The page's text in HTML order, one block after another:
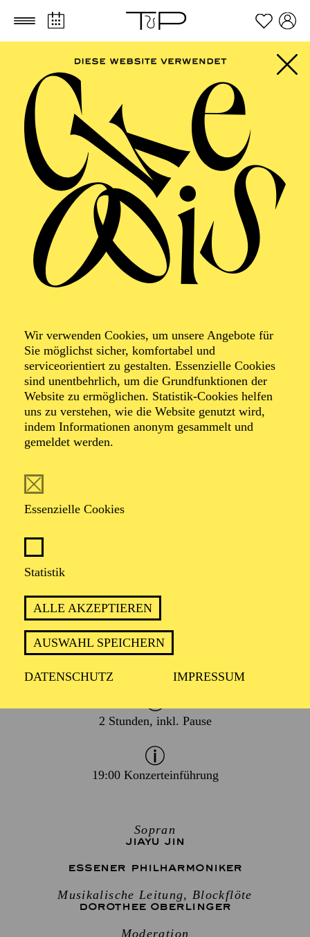
Zum Hauptinhalt springen Zum Footer springen
Wir verwenden Cookies, um unsere Angebote für
Sie möglichst sicher, komfortabel und
serviceorientiert zu gestalten. Essenzielle Cookies
sind unentbehrlich, um die Grundfunktionen der
Website zu ermöglichen. Statistik-Cookies helfen
uns zu verstehen, wie die Website genutzt wird,
indem Informationen anonym gesammelt und
gemeldet werden.
Essenzielle Cookies
Statistik
ALLE AKZEPTIEREN
AUSWAHL SPEICHERN
DATENSCHUTZ IMPRESSUM
ESSENER
PHILHARMONIKER
Komponistinnenfestival "her:voice"
Barocke Opulenz
Werke von Andrea Bernasconi, Anna Amalia von
Preußen, Camilla de Rossi, Julie Pinel, Maddalena
Laura Lombardini Sirmen, Maria Antonia Walpurgis
Wilhelmine von Bayreuth, Élisabeth-Claude Jacquet de
TERMIN
Donnerstag 4. März 2027
2 Stunden, inkl. Pause
19:00 Konzerteinführung
Sopran
JIAYU JIN
ESSENER PHILHARMONIKER
Musikalische Leitung, Blockflöte
DOROTHEE OBERLINGER
Moderation